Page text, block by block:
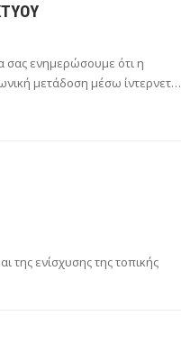
σας ενημερώσουμε ότι η
μετάδοση μέσω ίντερνετ…
της ενίσχυσης της τοπικής